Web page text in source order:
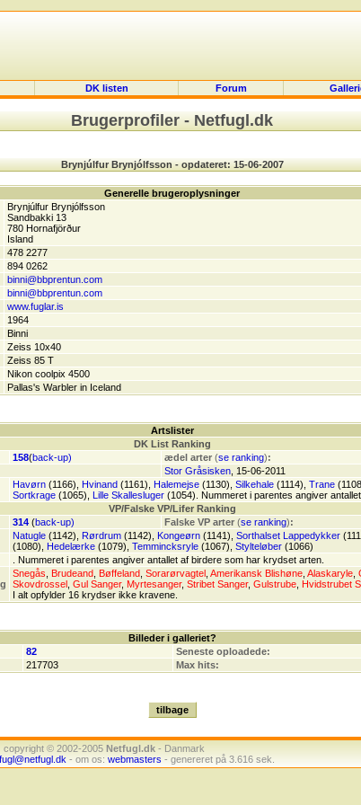
DK listen Forum
Brugerprofiler - Netfugl.dk
Brynjúlfur Brynjólfsson - opdateret: 15-06-2007
Generelle brugeroplysninger
Brynjúlfur Brynjólfsson
Sandbakki 13
780 Hornafjörður
Island
478 2277
894 0262
binni@bbprentun.com
binni@bbprentun.com
www.fuglar.is
1964
Binni
Zeiss 10x40
Zeiss 85 T
Nikon coolpix 4500
Pallas's Warbler in Iceland
Artslister
DK List Ranking
158(back-up) ædel arter (se ranking):
Stor Gråsisken , 15-06-2011
Havørn (1166), Hvinand (1161), Halemejse (1130), Silkehale (1114), Trane
Sortkrage (1065), Lille Skallesluger (1054). Nummeret i parentes angiver
VP/Falske VP/Lifer Ranking
314 (back-up) Falske VP arter (se ranking):
Natugle (1142), Rørdrum (1142), Kongeørn (1141), Sorthalset Lappedykker
(1080), Hedelærke (1079), Temmincksryle (1067), Stylteløber (1066)
. Nummeret i parentes angiver antallet af birdere som har krydset arten.
Snegås Brudeand Bøffeland Sorarørvagtel Amerikansk Blishøne Alaskaryle
Skovdrossel Gul Sanger, Myrtesanger, Stribet Sanger, Gulstrube Hvidstrubet
I alt opfylder 16 krydser ikke kravene.
Billeder i galleriet?
82 Seneste oploadede:
217703 Max hits:
copyright © 2002-2005 Netfugl.dk - Danmark
- om os: webmasters - genereret på 3.616 sek.